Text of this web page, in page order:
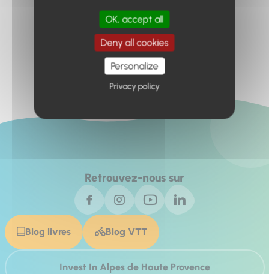
Retour à l'accueil
Retrouvez-nous sur
Blog livres Blog VTT
Invest In Alpes de Haute Provence
OK, accept all
Deny all cookies
Personalize
Privacy policy